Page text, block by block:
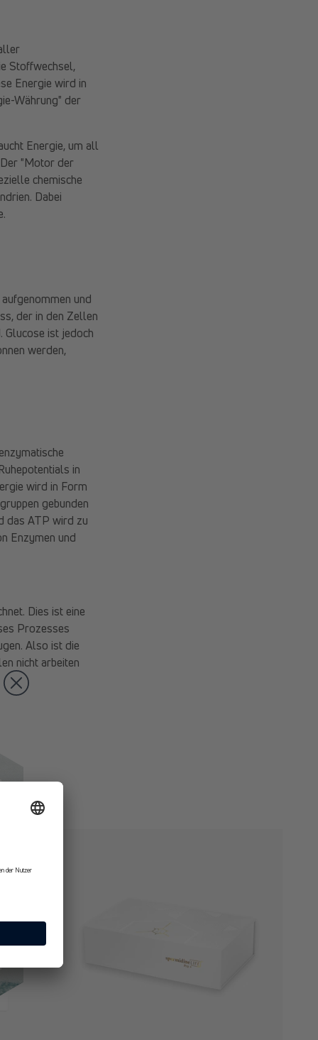
Stoffwechsel,
Energie wird in
Währung" der
Energie, um all
"Motor der
chemische
Dabei
und
der in den Zellen
ist jedoch
werden,
in
wird in Form
gebunden
das ATP wird zu
Enzymen und
Dies ist eine
Prozesses
Also ist die
nicht arbeiten